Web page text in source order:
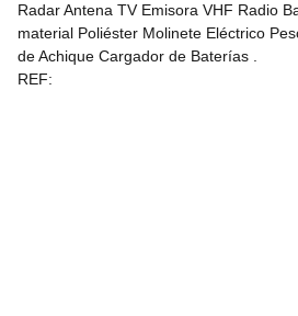
Radar Antena TV Emisora VHF Radio
material Poliéster Molinete Eléctrico
de Achique Cargador de Baterías .
REF: